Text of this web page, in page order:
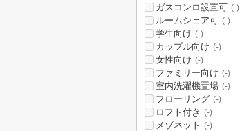
ガスコンロ設置可 (-)
ルームシェア可 (-)
学生向け (-)
カップル向け (-)
女性向け (-)
ファミリー向け (-)
室内洗濯機置場 (-)
フローリング (-)
ロフト付き (-)
メゾネット (-)